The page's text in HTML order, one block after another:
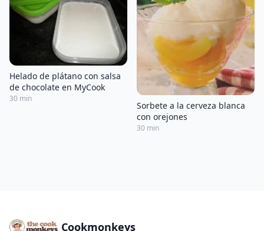
Helado de plátano con salsa
de chocolate en MyCook
30 min
Sorbete a la cerveza blanca
con orejones
30 min
Cookmonkeys